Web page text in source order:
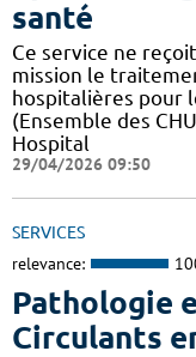
santé
Ce service ne
mission le
hospitalières pour
(Ensemble des
Hospital
29/04/2026 09:50
SERVICES
relevance:
Pathologie
Circulants